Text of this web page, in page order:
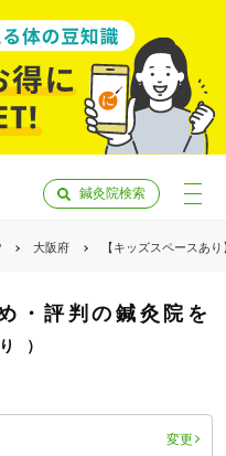
鍼灸院検索
大阪府 【キッズスペースあ
・評判の鍼灸院を
変更